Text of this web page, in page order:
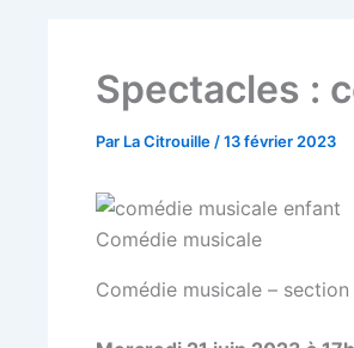
Spectacles :
Par La Citrouille /13 février 2023
Comédie musicale
Comédie musicale –